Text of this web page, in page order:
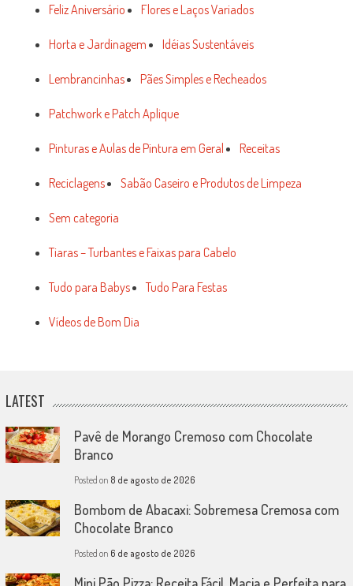
Feliz Aniversário Flores e Laços Variados
Horta e Jardinagem Idéias Sustentáveis
Lembrancinhas Pães Simples e Recheados
Patchwork e Patch Aplique
Pinturas e Aulas de Pintura em Geral Receitas
Reciclagens Sabão Caseiro e Produtos de Limpeza
Sem categoria
Tiaras – Turbantes e Faixas para Cabelo
Tudo para Babys Tudo Para Festas
Vídeos de Bom Dia
LATEST
Pavê de Morango Cremoso com Chocolate
Branco
Posted on 8 de agosto de 2026
Bombom de Abacaxi: Sobremesa Cremosa com
Chocolate Branco
Posted on 6 de agosto de 2026